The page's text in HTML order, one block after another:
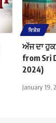
ਵਿਸ਼ੇਸ਼
ਅੱਜ ਦਾ
from Sri
2024)
January 19,